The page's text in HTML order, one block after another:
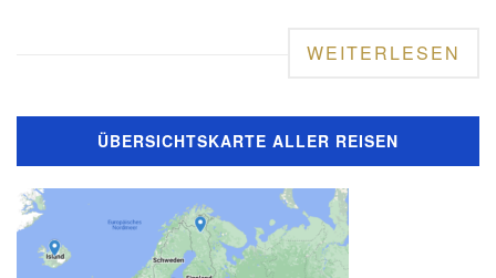
WEITERLESEN
ÜBERSICHTSKARTE ALLER REISEN